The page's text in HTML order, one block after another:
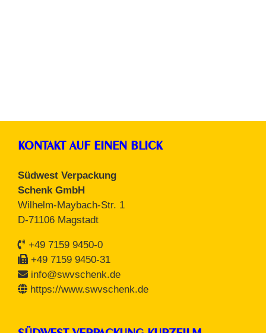
KONTAKT AUF EINEN BLICK
Südwest Verpackung
Schenk GmbH
Wilhelm-Maybach-Str. 1
D-71106 Magstadt
+49 7159 9450-0
+49 7159 9450-31
info@swvschenk.de
https://www.swvschenk.de